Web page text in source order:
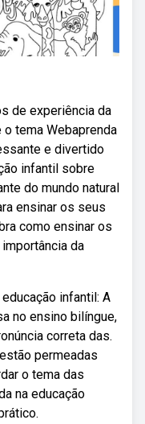
de experiência da
tema Webaprenda
e divertido
infantil sobre
do mundo natural
ensinar os seus
como ensinar os
da
infantil: A
no ensino bilíngue,
correta das.
permeadas
o tema das
na educação